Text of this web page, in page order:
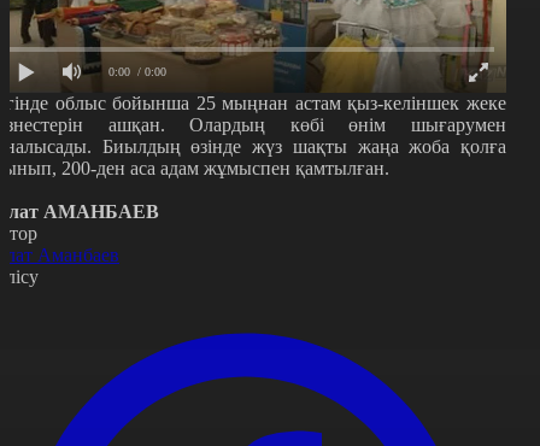
0:00 / 0:00
облыс бойынша 25 мыңнан астам қыз-келіншек жеке
ашқан. Олардың көбі өнім шығарумен
Биылдың өзінде жүз шақты жаңа жоба қолға
200-ден аса адам жұмыспен қамтылған.
АМАНБАЕВ
Аманбаев